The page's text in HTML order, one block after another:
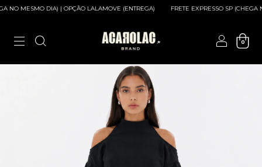
MESMO DIA) | OPÇÃO LALAMOVE (ENTREGA) FRETE EXPRESSO SP (CHEGA
0